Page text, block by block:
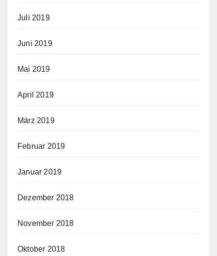
Juli 2019
Juni 2019
Mai 2019
April 2019
März 2019
Februar 2019
Januar 2019
Dezember 2018
November 2018
Oktober 2018